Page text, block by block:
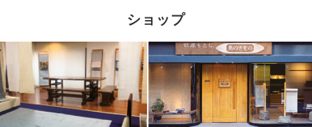
ショップ
ABOUT SITE
サイトマップ